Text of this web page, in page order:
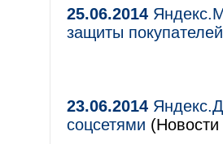
25.06.2014
защиты покупателей
23.06.2014
соцсетями (Новости